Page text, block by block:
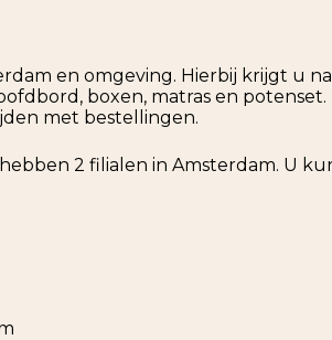
en omgeving. Hierbij krijgt u
boxen, matras en potenset.
met bestellingen.
2 filialen in Amsterdam. U